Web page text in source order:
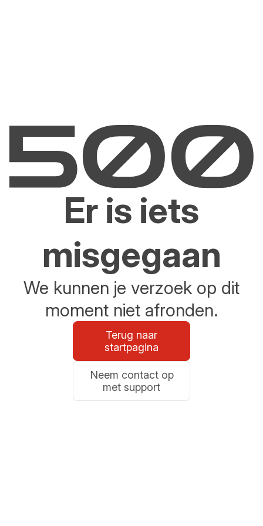
Er is iets
misgegaan
We kunnen je verzoek op dit
moment niet afronden.
Terug naar
startpagina
Neem contact op
met support